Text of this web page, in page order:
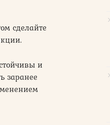
сделайте
и
заранее